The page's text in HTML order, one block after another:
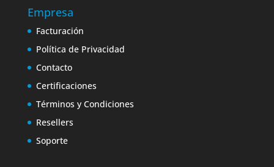
Empresa
Facturación
Política de Privacidad
Contacto
Certificaciones
Términos y Condiciones
Resellers
Soporte